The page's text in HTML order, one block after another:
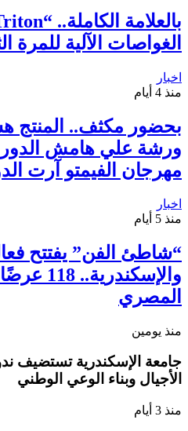
الغواصات الآلية للمرة
اخبار
منذ 4 أيام
بحضور مكثف.. المنتج
ورشة علي هامش
مهرجان الفيمتو آرت
اخبار
منذ 5 أيام
“شاطئ الفن” يفتتح
المصري
منذ يومين
جامعة الإسكندرية تستضيف
الأجيال وبناء الوعي الوطني
منذ 3 أيام